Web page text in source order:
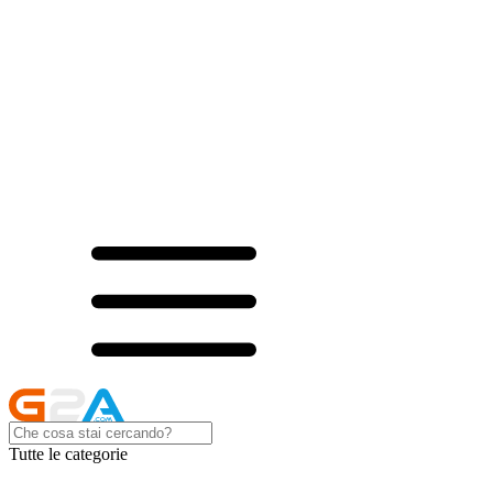
Tutte le categorie